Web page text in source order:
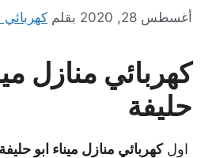
أغسطس 28, 2020 بقلم
كهربائي منازل
حليفة
اولكهربائي منازل ميناء ابو حليفة